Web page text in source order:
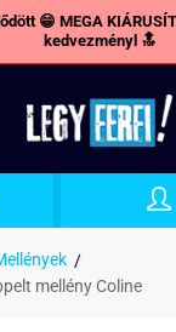
😁 MEGA
kedvezményl 🔝
mellény Coline